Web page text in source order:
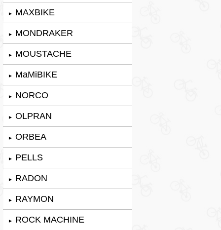
► MAXBIKE
► MONDRAKER
► MOUSTACHE
► MaMiBIKE
► NORCO
► OLPRAN
► ORBEA
► PELLS
► RADON
► RAYMON
► ROCK MACHINE